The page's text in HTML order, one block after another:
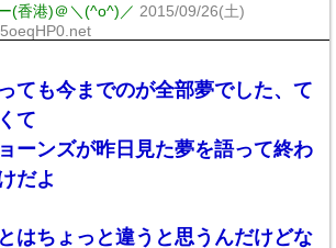
(香港)＠＼(^o^)／ 2015/09/26(土)
ても今までのが全部夢でした、て
て
ーンズが昨日見た夢を語って終わ
だよ
はちょっと違うと思うんだけどな